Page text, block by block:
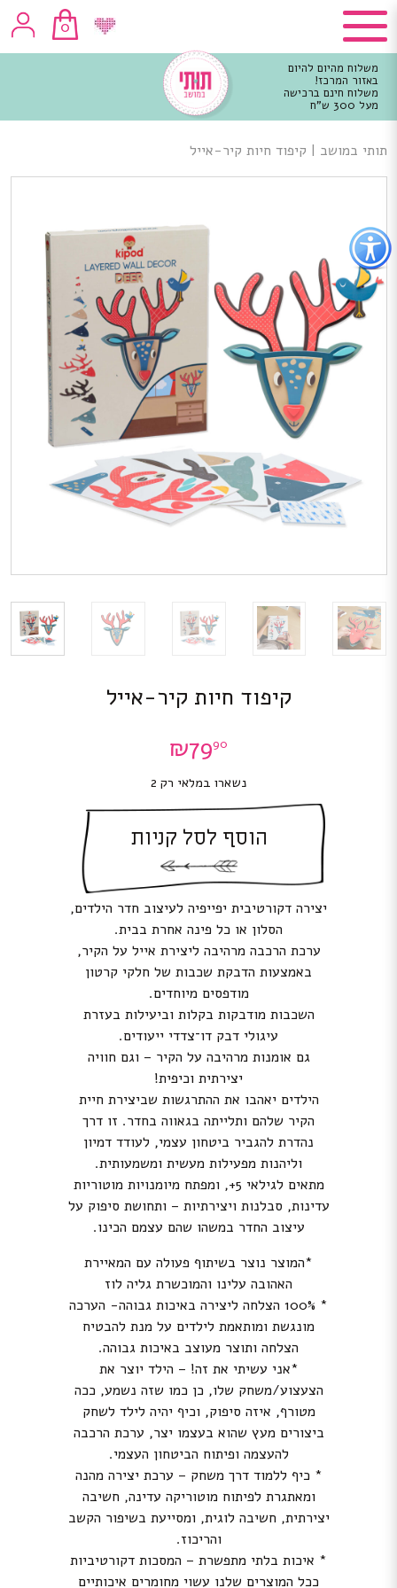
כפתור
לפתיחת
תפריט
נגישות
0
משלוח מהיום להיום
באזור המרכז!
משלוח חינם ברכישה
מעל 300 ש"ח
מרכזי
תותי במושב | קיפוד חיות קיר-אייל
קיפוד חיות קיר-אייל
₪7990
נשארו במלאי רק 2
הוסף לסל קניות
יצירה דקורטיבית יפייפיה לעיצוב חדר הילדים,
הסלון או כל פינה אחרת בבית.
ערכת הרכבה מרהיבה ליצירת אייל על הקיר,
באמצעות הדבקת שכבות של חלקי קרטון
מודפסים מיוחדים.
השכבות מודבקות בקלות וביעילות בעזרת
עיגולי דבק דו־צדדי ייעודים.
גם אומנות מרהיבה על הקיר – וגם חוויה
יצירתית וכיפית!
הילדים יאהבו את ההתרגשות שביצירת חיית
הקיר שלהם ותלייתה בגאווה בחדר. זו דרך
נהדרת להגביר ביטחון עצמי, לעודד דמיון
וליהנות מפעילות מעשית ומשמעותית.
מתאים לגילאי 5+, ומפתח מיומנויות מוטוריות
עדינות, סבלנות ויצירתיות – ותחושת סיפוק על
עיצוב החדר במשהו שהם עצמם הכינו.
*המוצר נוצר בשיתוף פעולה עם המאיירת
האהובה עלינו והמוכשרת גליה לוז
* 100% הצלחה ליצירה באיכות גבוהה- הערכה
מונגשת ומותאמת לילדים על מנת להבטיח
הצלחה ותוצר מעוצב באיכות גבוהה.
*אני עשיתי את זה! – הילד יוצר את
הצעצוע/משחק שלו, כן כמו שזה נשמע, ככה
מטורף, איזה סיפוק, וכיף יהיה לילד לשחק
ביצורים מעץ שהוא בעצמו יצר, ערכת הרכבה
להעצמה ופיתוח הביטחון העצמי.
* כיף ללמוד דרך משחק – ערכת יצירה מהנה
ומאתגרת לפיתוח מוטוריקה עדינה, חשיבה
יצירתית, חשיבה לוגית, ומסייעת בשיפור הקשב
והריכוז.
* איכות בלתי מתפשרת – המסכות דקורטיביות
ככל המוצרים שלנו עשוי מחומרים איכותיים